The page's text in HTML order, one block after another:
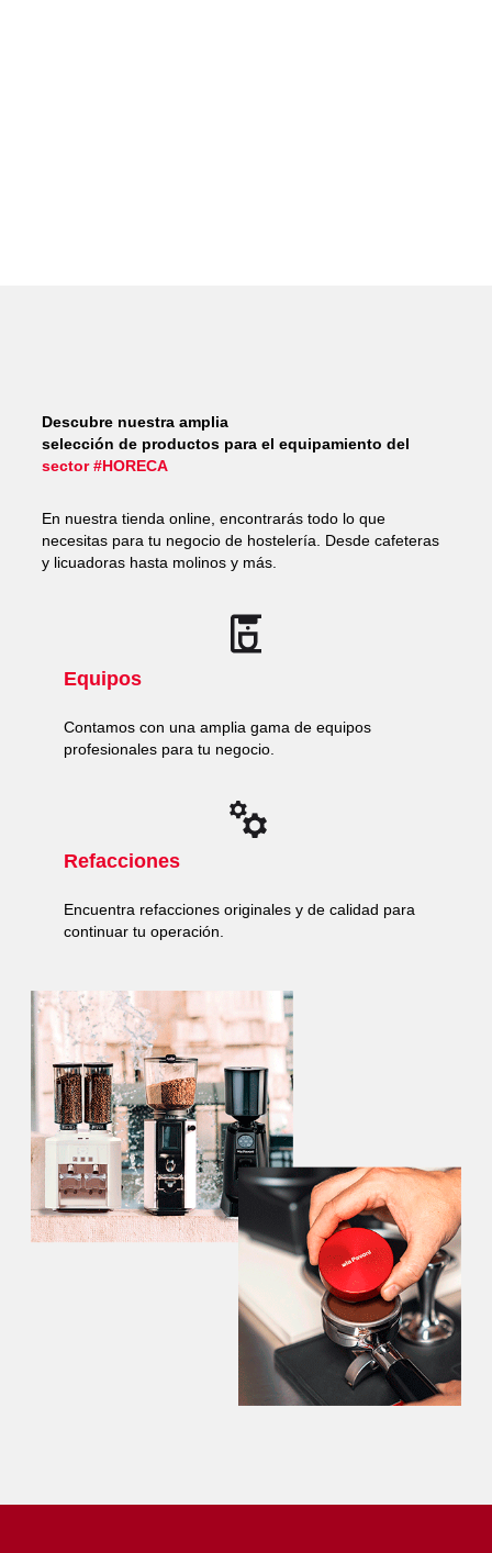
Descubre nuestra amplia
selección de productos para el equipamiento del
sector #HORECA
En nuestra tienda online, encontrarás todo lo que
necesitas para tu negocio de hostelería. Desde cafeteras
y licuadoras hasta molinos y más.
Equipos
Contamos con una amplia gama de equipos
profesionales para tu negocio.
Refacciones
Encuentra refacciones originales y de calidad para
continuar tu operación.